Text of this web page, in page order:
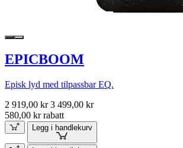
EPICBOOM
Episk lyd med tilpassbar EQ.
2 919,00 kr 3 499,00 kr
580,00 kr rabatt
Legg i handlekurv